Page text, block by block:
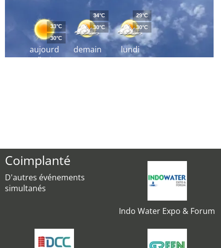
aujourd
´hui
33°C
30°C
demain
34°C
30°C
lundi
29°C
30°C
Coimplanté
D'autres événements
simultanés
Indo Water Expo & Forum